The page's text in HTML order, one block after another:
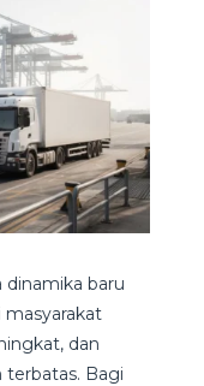
dinamika baru
dan
terbatas. Bagi